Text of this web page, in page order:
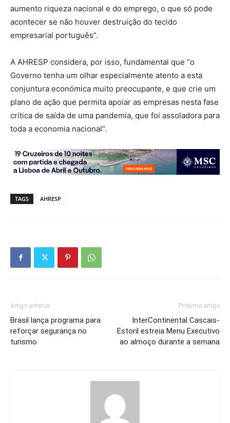
aumento riqueza nacional e do emprego, o que só pode
acontecer se não houver destruição do tecido
empresarial português”.
A AHRESP considera, por isso, fundamental que “o
Governo tenha um olhar especialmente atento a esta
conjuntura económica muito preocupante, e que crie um
plano de ação que permita apoiar as empresas nesta fase
crítica de saída de uma pandemia, que foi assoladora para
toda a economia nacional”.
TAGS AHRESP
Artigo anterior
Brasil lança programa para
reforçar segurança no
turismo
Próximo artigo
InterContinental Cascais-
Estoril estreia Menu Executivo
ao almoço durante a semana